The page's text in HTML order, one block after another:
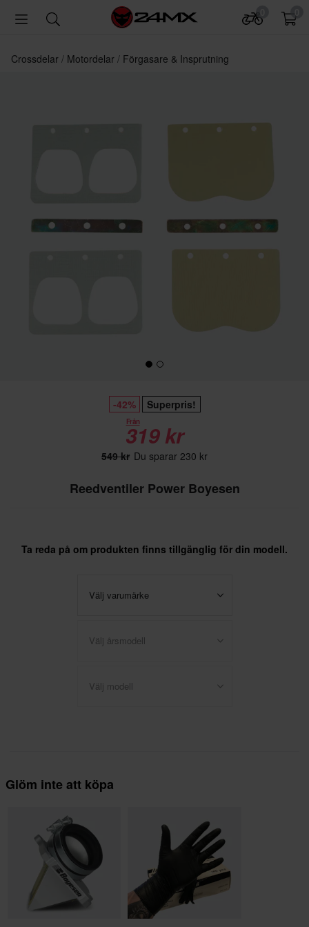
Crossdelar Motordelar Förgasare & Insprutning
-42% Superpris!
Från
319 kr
549 kr Du sparar 230 kr
Reedventiler Power Boyesen
Ta reda på om produkten finns tillgänglig för din modell.
Välj varumärke
Välj årsmodell
Välj modell
Glöm inte att köpa